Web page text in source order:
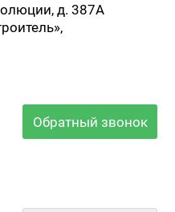
д. 387А
Обратный звонок